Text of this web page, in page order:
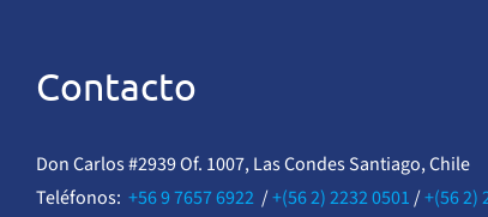
Contacto
Don Carlos #2939 Of. 1007, Las Condes Santiago, Chile
Teléfonos: +56 9 7657 6922/+(56 2) 2232 0501/+(56 2)